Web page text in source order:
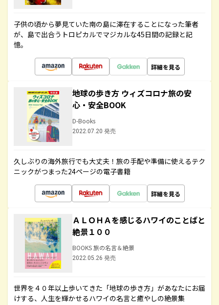
子供の頃から夢見ていた南の島に滞在することになった筆者
が、島で出合うトロピカルでマジカルな45日間の記録と記
憶。
詳細を見る
地球の歩き方 ウィズコロナ旅の安
心・安全BOOK
D-Books
2022.07.20 発売
久しぶりの海外旅行でも大丈夫！旅の手配や準備に使えるテク
ニックがつまった24ページの電子書籍
詳細を見る
ＡＬＯＨＡを感じるハワイのことばと
絶景１００
BOOKS 旅の名言＆絶景
2022.05.26 発売
世界を４０年以上歩いてきた「地球の歩き方」があなたにお届
けする、人生を輝かせるハワイの名言と癒やしの絶景集